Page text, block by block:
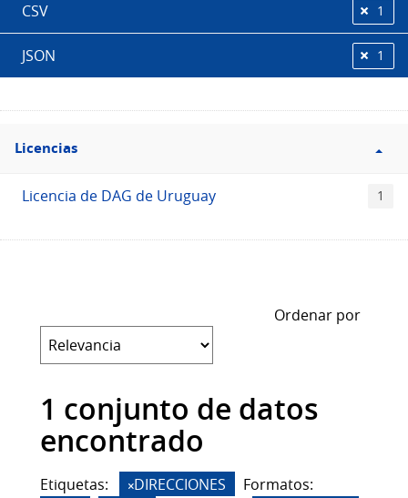
CSV 1
JSON 1
Filtro
Licencias
Licencias
Licencia de DAG de Uruguay 1
Ordenar por
1 conjunto de datos
encontrado
Etiquetas: DIRECCIONES
Formatos: